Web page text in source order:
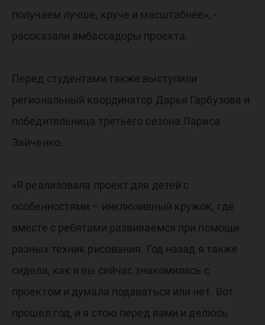
получаем лучше, круче и масштабнее», -
рассказали амбассадоры проекта.
Перед студентами также выступили
региональный координатор Дарья Гарбузова и
победительница третьего сезона Лариса
Зайченко.
«Я реализовала проект для детей с
особенностями – инклюзивный кружок, где
вместе с ребятами развиваемся при помощи
разных техник рисования. Год назад я также
сидела, как и вы сейчас знакомилась с
проектом и думала подаваться или нет. Вот
прошел год, и я стою перед вами и делюсь